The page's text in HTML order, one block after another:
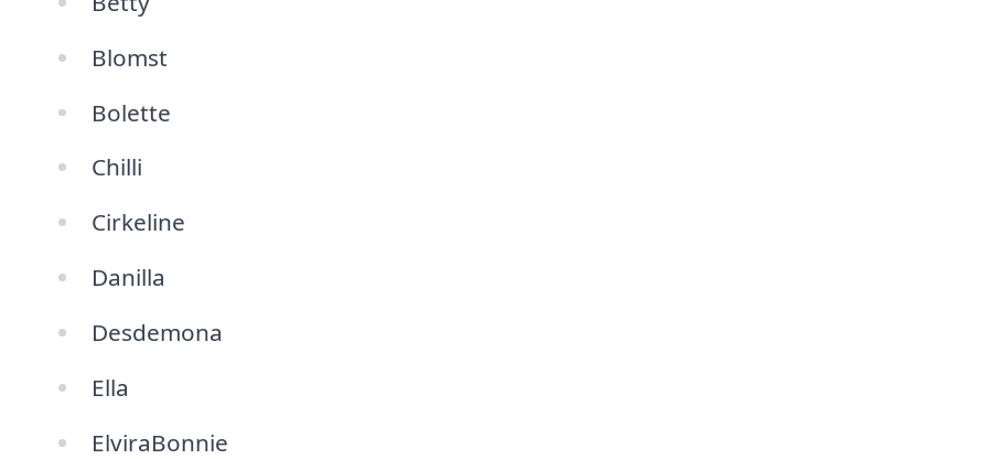
Blomst
Bolette
Chilli
Cirkeline
Danilla
Desdemona
Ella
ElviraBonnie